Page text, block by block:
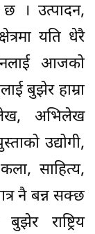
। उत्पादन,
यति धेरै
आजको
बुझेर हाम्रा
लेख, अभिलेख
उद्योगी,
साहित्य,
नै बन्न सक्छ
राष्ट्रिय